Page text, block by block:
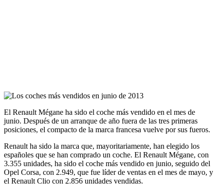
El Renault Mégane ha sido el coche más vendido en el mes de
junio. Después de un arranque de año fuera de las tres primeras
posiciones, el compacto de la marca francesa vuelve por sus fueros.
Renault ha sido la marca que, mayoritariamente, han elegido los
españoles que se han comprado un coche. El Renault Mégane, con
3.355 unidades, ha sido el coche más vendido en junio, seguido del
Opel Corsa, con 2.949, que fue líder de ventas en el mes de mayo, y
el Renault Clio con 2.856 unidades vendidas.